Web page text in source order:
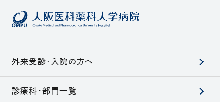
外来受診・入院の方へ
診療科・部門一覧